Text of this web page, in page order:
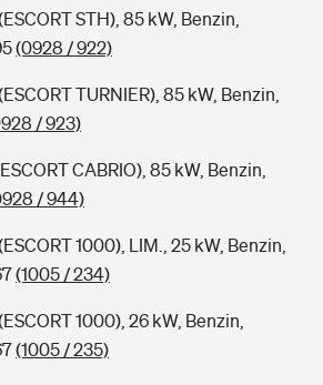
STH), 85 kW, Benzin,
(0928 / 922)
TURNIER), 85 kW, Benzin,
/ 923)
CABRIO), 85 kW, Benzin,
/ 944)
1000), LIM., 25 kW, Benzin,
(1005 / 234)
1000), 26 kW, Benzin,
(1005 / 235)